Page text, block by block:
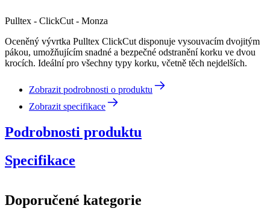
Pulltex - ClickCut - Monza
Oceněný vývrtka Pulltex ClickCut disponuje vysouvacím dvojitým
pákou, umožňujícím snadné a bezpečné odstranění korku ve dvou
krocích. Ideální pro všechny typy korku, včetně těch nejdelších.
Zobrazit podrobnosti o produktu
Zobrazit specifikace
Podrobnosti produktu
Specifikace
Číslo produktu109-125-00
Doporučené kategorie